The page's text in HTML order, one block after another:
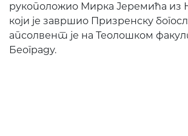
рукоположио Мирка Јеремића из
који је завршио Призренску
апсолвент је на Теолошком
Београду.